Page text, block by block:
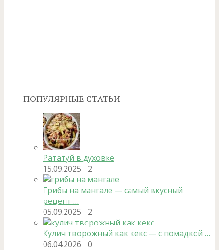
ПОПУЛЯРНЫЕ СТАТЬИ
Рататуй в духовке
15.09.2025
2
Грибы на мангале — самый вкусный
рецепт …
05.09.2025
2
Кулич творожный как кекс — с помадкой …
06.04.2026
0